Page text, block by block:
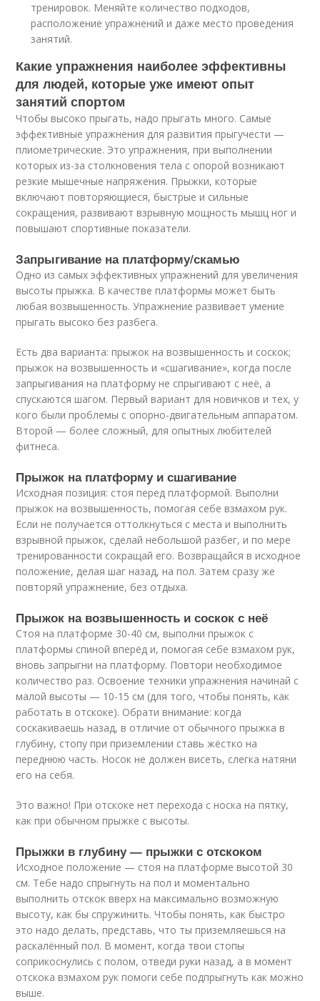
тренировок. Меняйте количество подходов,
расположение упражнений и даже место проведения
занятий.
Какие упражнения наиболее эффективны
для людей, которые уже имеют опыт
занятий спортом
Чтобы высоко прыгать, надо прыгать много. Самые
эффективные упражнения для развития прыгучести —
плиометрические. Это упражнения, при выполнении
которых из-за столкновения тела с опорой возникают
резкие мышечные напряжения. Прыжки, которые
включают повторяющиеся, быстрые и сильные
сокращения, развивают взрывную мощность мышц ног и
повышают спортивные показатели.
Запрыгивание на платформу/скамью
Одно из самых эффективных упражнений для увеличения
высоты прыжка. В качестве платформы может быть
любая возвышенность. Упражнение развивает умение
прыгать высоко без разбега.
Есть два варианта: прыжок на возвышенность и соскок;
прыжок на возвышенность и «сшагивание», когда после
запрыгивания на платформу не спрыгивают с неё, а
спускаются шагом. Первый вариант для новичков и тех, у
кого были проблемы с опорно-двигательным аппаратом.
Второй — более сложный, для опытных любителей
фитнеса.
Прыжок на платформу и сшагивание
Исходная позиция: стоя перед платформой. Выполни
прыжок на возвышенность, помогая себе взмахом рук.
Если не получается оттолкнуться с места и выполнить
взрывной прыжок, сделай небольшой разбег, и по мере
тренированности сокращай его. Возвращайся в исходное
положение, делая шаг назад, на пол. Затем сразу же
повторяй упражнение, без отдыха.
Прыжок на возвышенность и соскок с неё
Стоя на платформе 30-40 см, выполни прыжок с
платформы спиной вперёд и, помогая себе взмахом рук,
вновь запрыгни на платформу. Повтори необходимое
количество раз. Освоение техники упражнения начинай с
малой высоты — 10-15 см (для того, чтобы понять, как
работать в отскоке). Обрати внимание: когда
соскакиваешь назад, в отличие от обычного прыжка в
глубину, стопу при приземлении ставь жёстко на
переднюю часть. Носок не должен висеть, слегка натяни
его на себя.
Это важно! При отскоке нет перехода с носка на пятку,
как при обычном прыжке с высоты.
Прыжки в глубину — прыжки с отскоком
Исходное положение — стоя на платформе высотой 30
см. Тебе надо спрыгнуть на пол и моментально
выполнить отскок вверх на максимально возможную
высоту, как бы спружинить. Чтобы понять, как быстро
это надо делать, представь, что ты приземляешься на
раскалённый пол. В момент, когда твои стопы
соприкоснулись с полом, отведи руки назад, а в момент
отскока взмахом рук помоги себе подпрыгнуть как можно
выше.